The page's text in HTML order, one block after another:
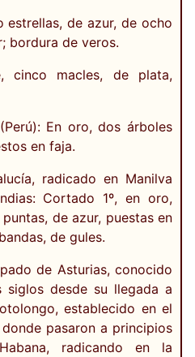
estrellas, de azur, de ocho
bordura de veros.
cinco macles, de plata,
En oro, dos árboles
en faja.
radicado en Manilva
Cortado 1º, en oro,
de azur, puestas en
de gules.
de Asturias, conocido
siglos desde su llegada a
establecido en el
pasaron a principios
radicando en la